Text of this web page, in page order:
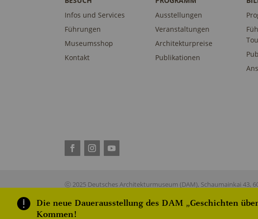
Infos und Services
Führungen
Museumsshop
Kontakt
Ausstellungen
Veranstaltungen
Architekturpreise
Publikationen
ⓒ 2025 Deutsches Architekturmuseum (DAM), Schaumainkai 43,
Die neue Dauerausstellung des DAM „Geschichten
Kommen!